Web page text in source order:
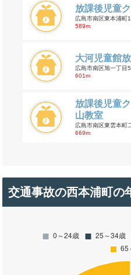
放課後児童
広島市南区東本浦町
589m
大河児童館
広島市南区旭一丁目
601m
放課後児童
山教室
広島市南区東雲本町
669m
交通事故の西本浦町の